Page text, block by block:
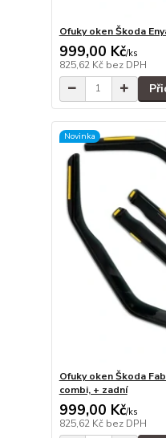
Ofuky oken Škoda
999,00 Kč/ks
825,62 Kč bez DPH
Novinka
Ofuky oken Škoda
combi, + zadní
999,00 Kč/ks
825,62 Kč bez DPH